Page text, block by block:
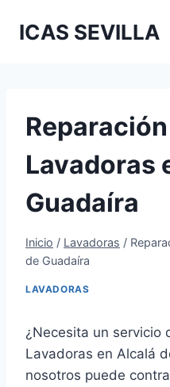
ICAS SEVILLA
Lavadoras
Guadaíra
Inicio / Lavadoras /
de Guadaíra
LAVADORAS
¿Necesita un servicio
Lavadoras en Alcalá
nosotros puede